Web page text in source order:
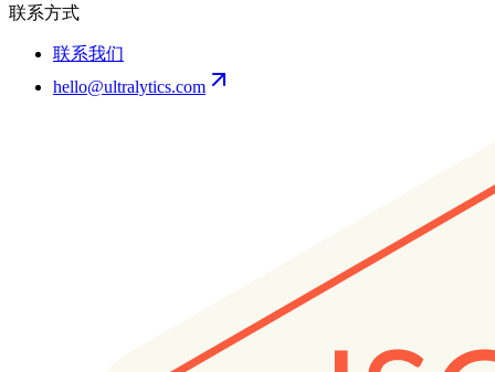
联系方式
联系我们
hello@ultralytics.com